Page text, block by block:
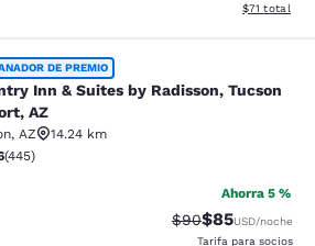
Ver detalles
$71 total
Suites by Radisson,
DE PREMIO
Inn & Suites by Radisson, Tucson
AZ
, AZ
14.24 km
de 4.64 estrellas. Excepcional. 445
(445)
Ahorra 5 %
Precio tachado:
$90Precio con
$85USD/noche
Tarifa para socios